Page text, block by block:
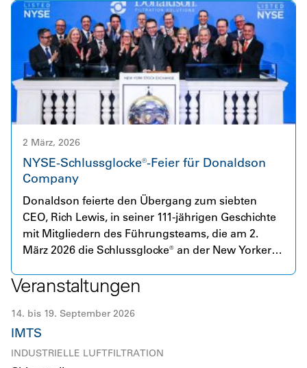
für Zusammenarbeit, Innovation und langfristigen
Mehrwert für unsere Kunden.
2 März, 2026
NYSE-Schlussglocke®-Feier für Donaldson
Company
Donaldson feierte den Übergang zum siebten
CEO, Rich Lewis, in seiner 111-jährigen Geschichte
mit Mitgliedern des Führungsteams, die am 2.
März 2026 die Schlussglocke® an der New Yorker
Veranstaltungen
14. bis 19. September 2026
IMTS
INDUSTRIELLE LUFTFILTRATION